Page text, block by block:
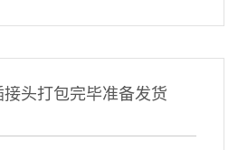
头打包完毕准备发货